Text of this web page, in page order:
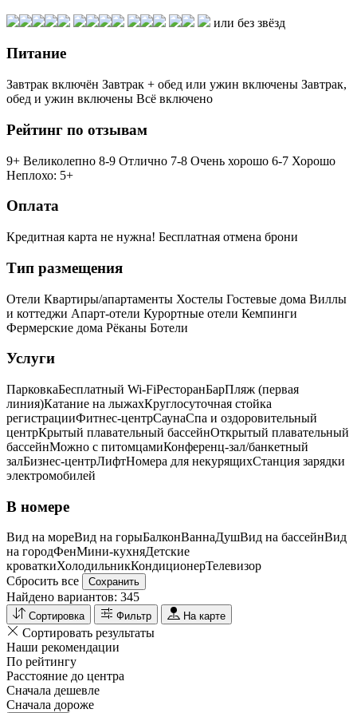
или без звёзд
Питание
Завтрак включён Завтрак + обед или ужин включены Завтрак,
обед и ужин включены Всё включено
Рейтинг по отзывам
9+ Великолепно 8-9 Отлично 7-8 Очень хорошо 6-7 Хорошо
Неплохо: 5+
Оплата
Кредитная карта не нужна! Бесплатная отмена брони
Тип размещения
Отели Квартиры/апартаменты Хостелы Гостевые дома Виллы
и коттеджи Апарт-отели Курортные отели Кемпинги
Фермерские дома Рёканы Ботели
Услуги
ПарковкаБесплатный Wi-FiРесторанБарПляж (первая
линия)Катание на лыжахКруглосуточная стойка
регистрацииФитнес-центрСаунаСпа и оздоровительный
центрКрытый плавательный бассейнОткрытый плавательный
бассейнМожно с питомцамиКонференц-зал/банкетный
залБизнес-центрЛифтНомера для некурящихCтанция зарядки
электромобилей
В номере
Вид на мореВид на горыБалконВаннаДушВид на бассейнВид
на городФенМини-кухняДетские
кроваткиХолодильникКондиционерТелевизор
Сбросить все
Сохранить
Найдено вариантов: 345
Сортировка Фильтр На карте
Сортировать результаты
Наши рекомендации
По рейтингу
Расстояние до центра
Сначала дешевле
Сначала дороже